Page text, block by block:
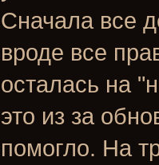
Сначала все
вроде все
осталась на
это из за
помогло. На